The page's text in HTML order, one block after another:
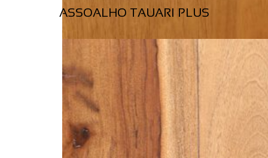
ASSOALHO TAUARI PLUS